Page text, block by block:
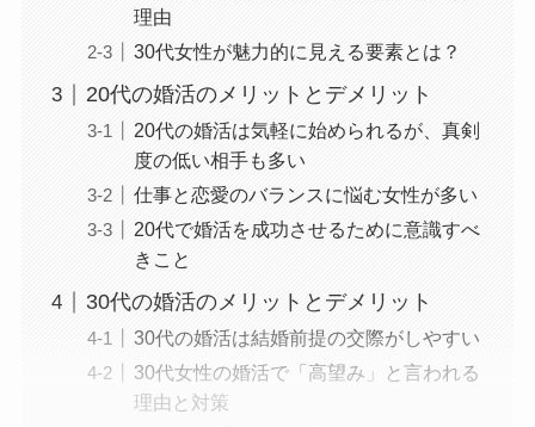
理由
30代女性が魅力的に見える要素とは？
20代の婚活のメリットとデメリット
20代の婚活は気軽に始められるが、真剣
度の低い相手も多い
仕事と恋愛のバランスに悩む女性が多い
20代で婚活を成功させるために意識すべ
きこと
30代の婚活のメリットとデメリット
30代の婚活は結婚前提の交際がしやすい
30代女性の婚活で「高望み」と言われる
理由と対策